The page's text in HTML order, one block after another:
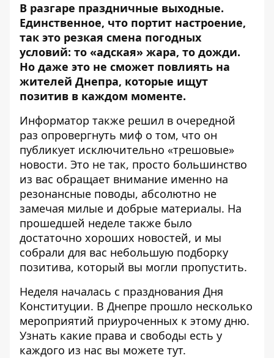
В разгаре праздничные выходные.
Единственное, что портит настроение,
так это резкая смена погодных
условий: то «адская» жара, то дожди.
Но даже это не сможет повлиять на
жителей Днепра, которые ищут
позитив в каждом моменте.
Информатор также решил в очередной
раз опровергнуть миф о том, что он
публикует исключительно «трешовые»
новости. Это не так, просто большинство
из вас обращает внимание именно на
резонансные поводы, абсолютно не
замечая милые и добрые материалы. На
прошедшей неделе также было
достаточно хороших новостей, и мы
собрали для вас небольшую подборку
позитива, который вы могли пропустить.
Неделя началась с празднования Дня
Конституции. В Днепре прошло несколько
мероприятий приуроченных к этому дню.
Узнать какие права и свободы есть у
каждого из нас вы можете тут.